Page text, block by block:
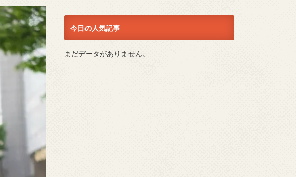
今日の人気記事
まだデータがありません。